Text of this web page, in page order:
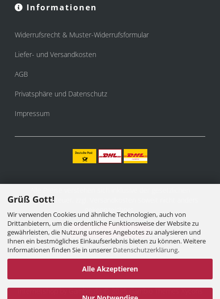
Grüß Gott!
Wir verwenden Cookies und ähnliche Technologien, auch von
Drittanbietern, um die ordentliche Funktionsweise der Website zu
gewährleisten, die Nutzung unseres Angebotes zu analysieren und
Ihnen ein bestmögliches Einkaufserlebnis bieten zu können. Weitere
Informationen finden Sie in unserer Datenschutzerklärung.
Alle Akzeptieren
Informationen
Widerrufsrecht & Muster-Widerrufsformular
Liefer- und Versandkosten
AGB
Privatsphäre und Datenschutz
Impressum
Mehrwertsteuer, zzgl.
gekennzeichnet.
Vertrag widerrufen
Internetshopby Gambio.de © 2025 Gambio ThemesXycons